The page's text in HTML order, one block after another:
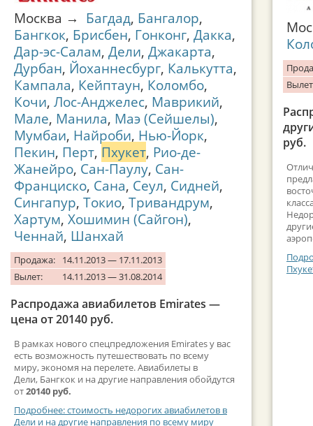
Москва → Багдад, Бангалор,
Бангкок, Брисбен, Гонконг, Дакка,
Дар-эс-Салам, Дели, Джакарта,
Дурбан, Йоханнесбург, Калькутта,
Кампала, Кейптаун, Коломбо,
Кочи, Лос-Анджелес, Маврикий,
Мале, Манила, Маэ (Сейшелы),
Мумбаи, Найроби, Нью-Йорк,
Пекин, Перт, Пхукет, Рио-де-
Жанейро, Сан-Паулу, Сан-
Франциско, Сана, Сеул, Сидней,
Сингапур, Токио, Тривандрум,
Хартум, Хошимин (Сайгон),
Ченнай, Шанхай
Продажа:
14.11.2013 — 17.11.2013
Вылет:
14.11.2013 — 31.08.2014
Распродажа авиабилетов Emirates —
цена от 20140 руб.
В рамках нового спецпредложения Emirates у вас
есть возможность путешествовать по всему
миру, экономя на перелете. Авиабилеты в
Дели, Бангкок и на другие направления обойдутся
от20140 руб.
Подробнее: стоимость недорогих авиабилетов в
Дели и на другие направления по всему миру
руб.